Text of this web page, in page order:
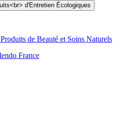
Produits de Beauté et Soins Naturels